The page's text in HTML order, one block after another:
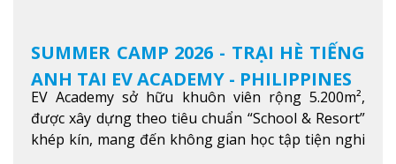
SUMMER CAMP 2026 - TRẠI HÈ TIẾNG
ANH TẠI EV ACADEMY - PHILIPPINES
EV Academy sở hữu khuôn viên rộng 5.200m²,
được xây dựng theo tiêu chuẩn “School & Resort”
khép kín, mang đến không gian học tập tiện nghi